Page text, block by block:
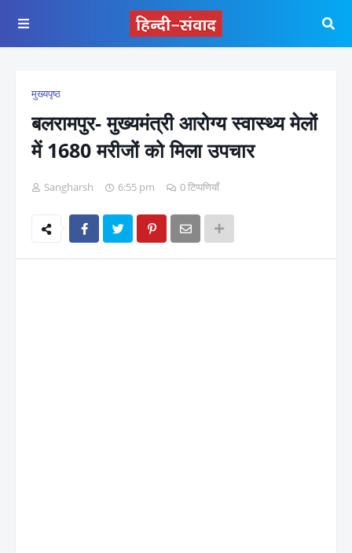
मुख्यपृष्ठ
बलरामपुर- मुख्यमंत्री आरोग्य स्वास्थ्य मेलों
में 1680 मरीजों को मिला उपचार
Sangharsh 6:55 pm 0 टिप्पणियाँ